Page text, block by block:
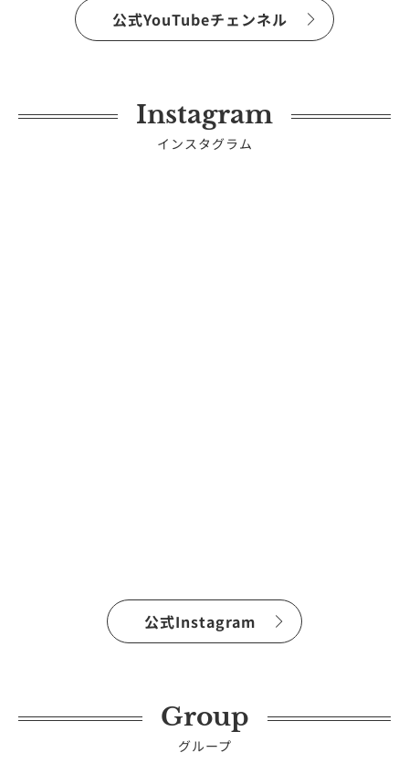
公式YouTubeチェンネル
Instagram
インスタグラム
公式Instagram
Group
グループ